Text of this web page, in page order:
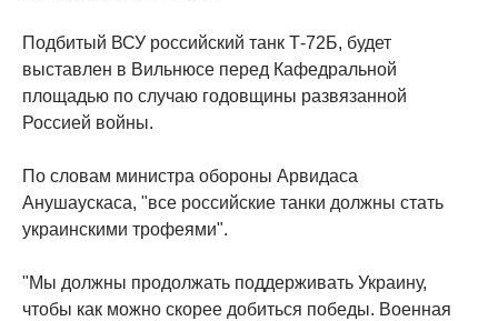
Подбитый ВСУ российский танк Т-72Б, будет
выставлен в Вильнюсе перед Кафедральной
площадью по случаю годовщины развязанной
Россией войны.
По словам министра обороны Арвидаса
Анушаускаса, "все российские танки должны стать
украинскими трофеями".
"Мы должны продолжать поддерживать Украину,
чтобы как можно скорее добиться победы. Военная